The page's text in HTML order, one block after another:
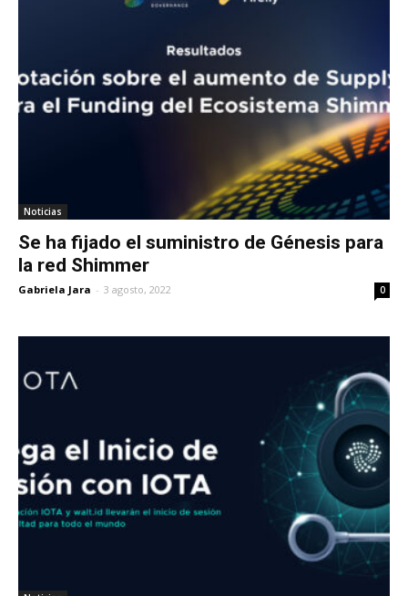
Noticias
Se ha fijado el suministro de Génesis para
la red Shimmer
Gabriela Jara - 3 agosto, 2022 0